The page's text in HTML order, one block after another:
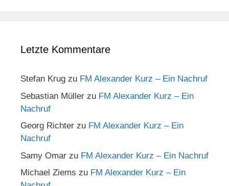
Letzte Kommentare
Stefan Krug zu FM Alexander Kurz – Ein Nachruf
Sebastian Müller zu FM Alexander Kurz – Ein
Nachruf
Georg Richter zu FM Alexander Kurz – Ein
Nachruf
Samy Omar zu FM Alexander Kurz – Ein Nachruf
Michael Ziems zu FM Alexander Kurz – Ein